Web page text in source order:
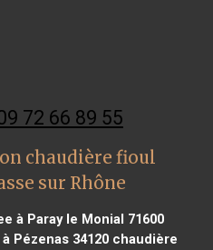
72 66 89 55
chaudière fioul
sur Rhône
à Paray le Monial 71600
Pézenas 34120 chaudière